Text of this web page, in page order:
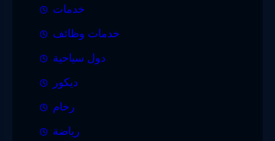
خدمات
خدمات وظائف
دول سياحية
ديكور
رخام
رياضة